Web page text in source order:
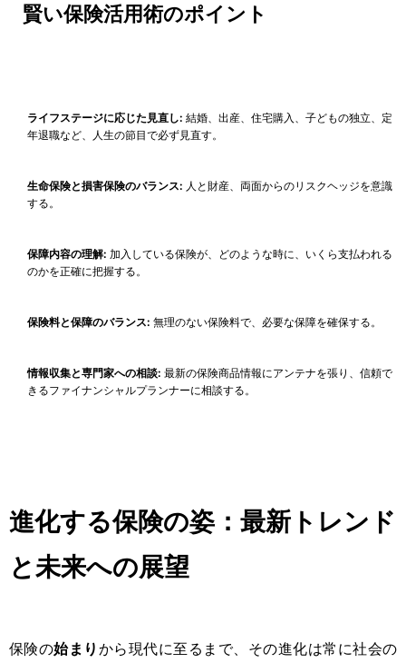
賢い保険活用術のポイント
ライフステージに応じた見直し: 結婚、出産、住宅購入、子どもの独立、定
年退職など、人生の節目で必ず見直す。
生命保険と損害保険のバランス: 人と財産、両面からのリスクヘッジを意識
する。
保障内容の理解: 加入している保険が、どのような時に、いくら支払われる
のかを正確に把握する。
保険料と保障のバランス: 無理のない保険料で、必要な保障を確保する。
情報収集と専門家への相談: 最新の保険商品情報にアンテナを張り、信頼で
きるファイナンシャルプランナーに相談する。
進化する保険の姿：最新トレンド
と未来への展望
保険の始まり から現代に至るまで、その進化は常に社会の